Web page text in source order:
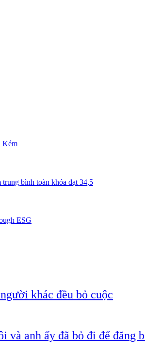
Kém
bình toàn khóa đạt 34,5
ESG
khác đều bỏ cuộc
và anh ấy đã bỏ đi để đăng